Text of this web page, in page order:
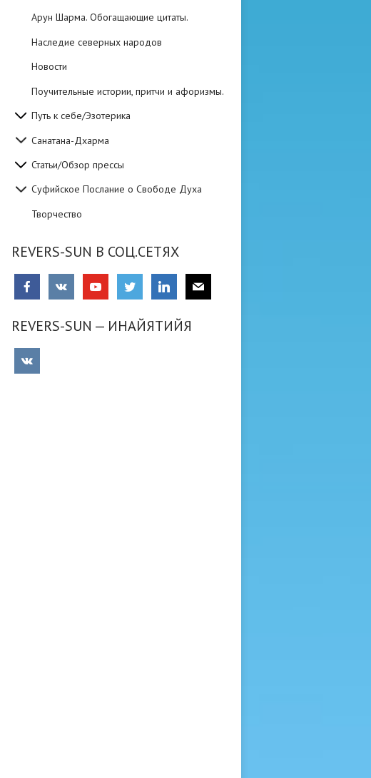
Арун Шарма. Обогащающие цитаты.
Наследие северных народов
Новости
Поучительные истории, притчи и афоризмы.
Путь к себе/Эзотерика
Санатана-Дхарма
Статьи/Обзор прессы
Суфийское Послание о Свободе Духа
Творчество
REVERS-SUN В СОЦ.СЕТЯХ
REVERS-SUN — ИНАЙЯТИЙЯ